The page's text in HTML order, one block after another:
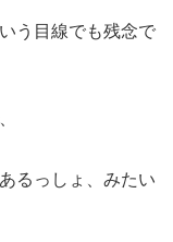
う目線でも残念で
るっしょ、みたい